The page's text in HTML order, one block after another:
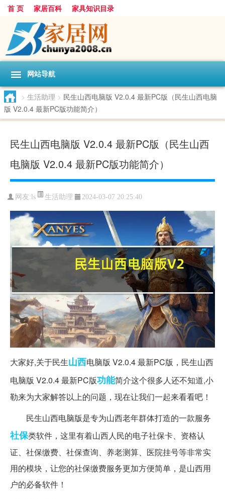
首 页 家居百科 家具知识目录
网站导航
> 生活助理 > 民生山西电脑版 V2.0.4 最新PC版（民生山西电脑
版 V2.0.4 最新PC版功能简介）
民生山西电脑版 V2.0.4 最新PC版（民生山西
电脑版 V2.0.4 最新PC版功能简介）
网友: ls 生活助理 2024-03-07 20:25:40
大家好,关于民生山西电脑版 V2.0.4 最新PC版，民生山西
电脑版 V2.0.4 最新PC版功能简介这个很多人还不知道,小
勒来为大家解答以上的问题，现在让我们一起来看看吧！
民生山西电脑版是专为山西老年群体打造的一款服务
社保类软件，这里有着山西人民的电子社保卡、资格认
证、社保缴费、社保查询、养老测算、医院挂号等非常实
用的模块，让您的社保缴费服务更加方便简单，是山西用
户的必备软件！